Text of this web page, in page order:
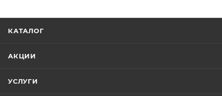
КАТАЛОГ
АКЦИИ
УСЛУГИ